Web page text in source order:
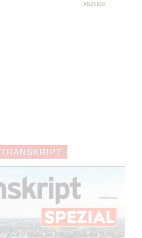
ANZEIGE
TRANSKRIPT